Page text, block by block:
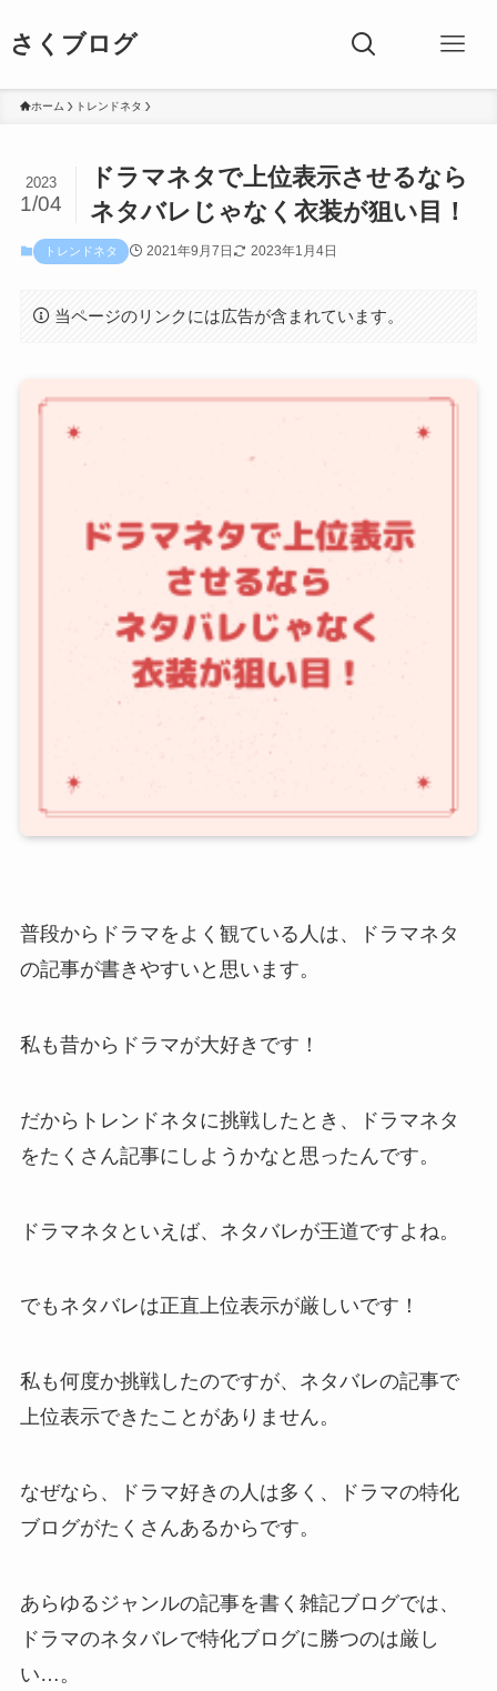
さくブログ
ホーム トレンドネタ
ドラマネタで上位表示させるなら
ネタバレじゃなく衣装が狙い目！
2023
1/04
トレンドネタ 2021年9月7日 2023年1月4日
当ページのリンクには広告が含まれています。
普段からドラマをよく観ている人は、ドラマネタ
の記事が書きやすいと思います。
私も昔からドラマが大好きです！
だからトレンドネタに挑戦したとき、ドラマネタ
をたくさん記事にしようかなと思ったんです。
ドラマネタといえば、ネタバレが王道ですよね。
でもネタバレは正直上位表示が厳しいです！
私も何度か挑戦したのですが、ネタバレの記事で
上位表示できたことがありません。
なぜなら、ドラマ好きの人は多く、ドラマの特化
ブログがたくさんあるからです。
あらゆるジャンルの記事を書く雑記ブログでは、
ドラマのネタバレで特化ブログに勝つのは厳し
い…。